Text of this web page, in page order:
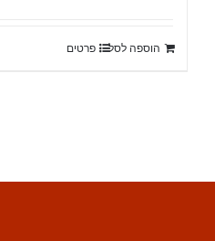
₪23,900.הוספה לסל פרטים